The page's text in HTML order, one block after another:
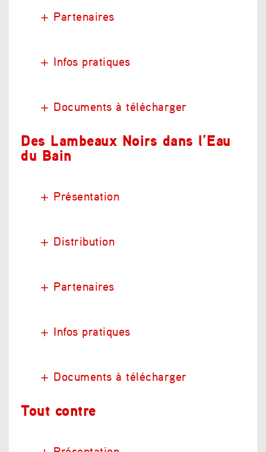
Partenaires
Infos pratiques
Documents à télécharger
Des Lambeaux Noirs dans l’Eau
du Bain
Présentation
Distribution
Partenaires
Infos pratiques
Documents à télécharger
Tout contre